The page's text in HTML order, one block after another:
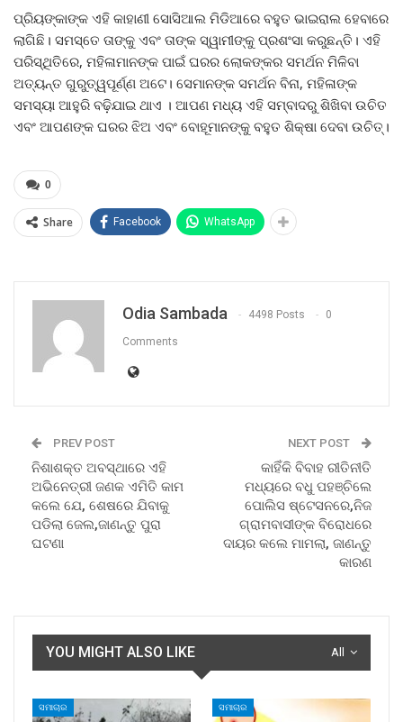
ପ୍ରିୟଙ୍କାଙ୍କ ଏହି କାହାଣୀ ସୋସିଆଲ ମିଡିଆରେ ବହୁତ ଭାଇରାଲ ହେବାରେ
ଲାଗିଛି। ସମସ୍ତେ ତାଙ୍କୁ ଏବଂ ତାଙ୍କ ସ୍ୱାମୀଙ୍କୁ ପ୍ରଶଂସା କରୁଛନ୍ତି। ଏହି
ପରିସ୍ଥିତିରେ, ମହିଳାମାନଙ୍କ ପାଇଁ ଘରର ଲୋକଙ୍କର ସମର୍ଥନ ମିଳିବା
ଅତ୍ୟନ୍ତ ଗୁରୁତ୍ୱପୂର୍ଣ୍ଣ ଅଟେ। ସେମାନଙ୍କ ସମର୍ଥନ ବିନା, ମହିଳାଙ୍କ
ସମସ୍ୟା ଆହୁରି ବଢ଼ିଯାଇ ଥାଏ । ଆପଣ ମଧ୍ୟ ଏହି ସମ୍ବାଦରୁ ଶିଖିବା ଉଚିତ
ଏବଂ ଆପଣଙ୍କ ଘରର ଝିଅ ଏବଂ ବୋହୂମାନଙ୍କୁ ବହୁତ ଶିକ୍ଷା ଦେବା ଉଚିତ୍।
0
Share Facebook WhatsApp
Odia Sambada 4498 Posts 0
Comments
PREV POST
ନିଶାଶକ୍ତ ଅବସ୍ଥାରେ ଏହି
ଅଭିନେତ୍ରୀ ଜଣକ ଏମିତି କାମ
କଲେ ଯେ, ଶେଷରେ ଯିବାକୁ
ପଡିଲା ଜେଲ,ଜାଣନ୍ତୁ ପୁରା
ଘଟଣା
NEXT POST
କାହିଁକି ବିବାହ ରୀତିନୀତି
ମଧ୍ୟରେ ବଧୁ ପହଞ୍ଚିଲେ
ପୋଲିସ ଷ୍ଟେସନରେ,ନିଜ
ଗ୍ରାମବାସୀଙ୍କ ବିରୋଧରେ
ଦାୟର କଲେ ମାମଲା, ଜାଣନ୍ତୁ
କାରଣ
All
YOU MIGHT ALSO LIKE
ସମାଚାର ସମାଚାର